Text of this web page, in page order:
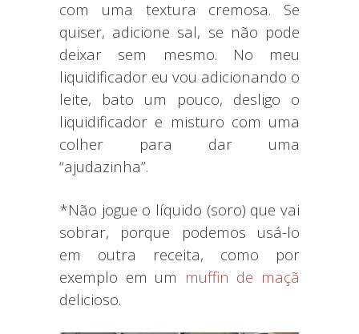
com uma textura cremosa. Se
quiser, adicione sal, se não pode
deixar sem mesmo. No meu
liquidificador eu vou adicionando o
leite, bato um pouco, desligo o
liquidificador e misturo com uma
colher para dar uma
“ajudazinha”.
*Não jogue o líquido (soro) que vai
sobrar, porque podemos usá-lo
em outra receita, como por
exemplo em um muffin de maçã
delicioso.